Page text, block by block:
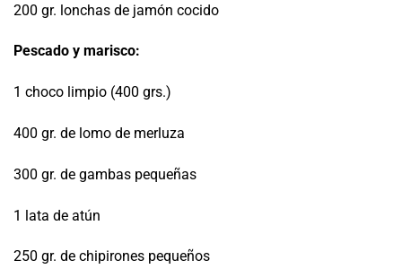
200 gr. lonchas de jamón cocido
Pescado y marisco:
1 choco limpio (400 grs.)
400 gr. de lomo de merluza
300 gr. de gambas pequeñas
1 lata de atún
250 gr. de chipirones pequeños